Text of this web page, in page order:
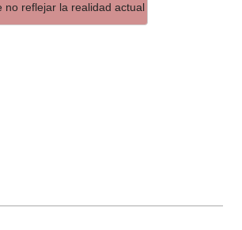
no reflejar la realidad actual